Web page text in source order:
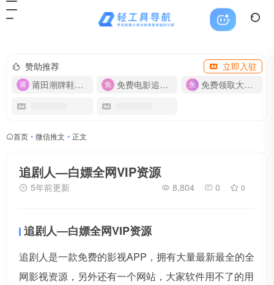
赞助推荐
立即入驻
莆田潮牌鞋服-货源
免费电影追剧APP 免费领取大流量卡【500G】
首页 • 微信推文 • 正文
追剧人—白嫖全网VIP资源
5年前更新 8,804 0 0
追剧人—白嫖全网VIP资源
追剧人是一款免费的影视APP，拥有大量最新最全的全
网影视资源，另外还有一个网站，大家软件用不了的用